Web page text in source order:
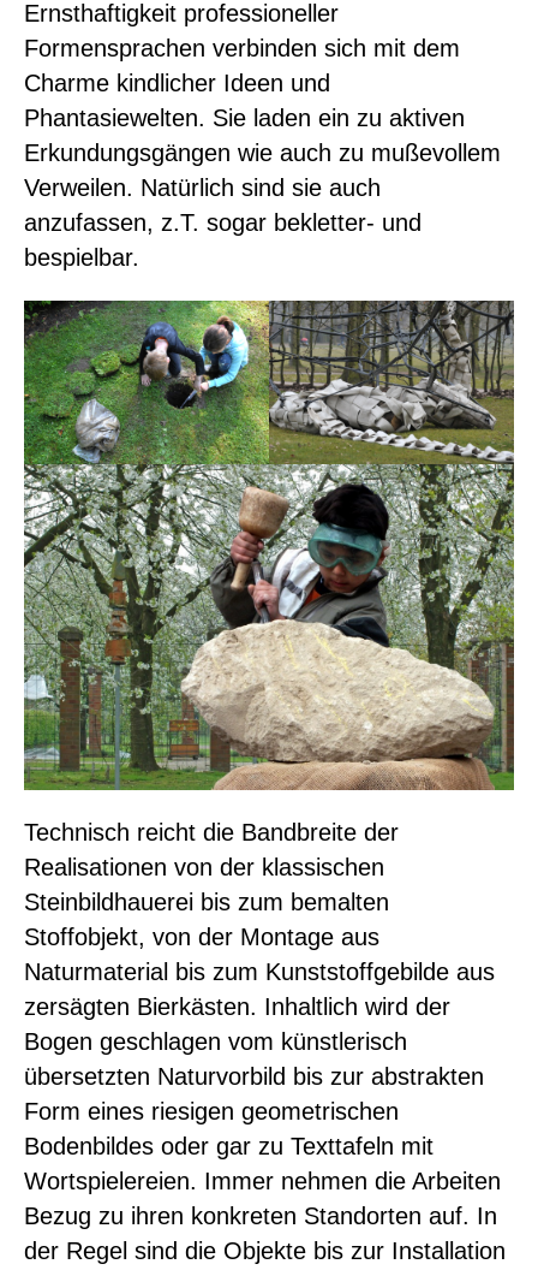
Ernsthaftigkeit professioneller
Formensprachen verbinden sich mit dem
Charme kindlicher Ideen und
Phantasiewelten. Sie laden ein zu aktiven
Erkundungsgängen wie auch zu mußevollem
Verweilen. Natürlich sind sie auch
anzufassen, z.T. sogar bekletter- und
bespielbar.
Technisch reicht die Bandbreite der
Realisationen von der klassischen
Steinbildhauerei bis zum bemalten
Stoffobjekt, von der Montage aus
Naturmaterial bis zum Kunststoffgebilde aus
zersägten Bierkästen. Inhaltlich wird der
Bogen geschlagen vom künstlerisch
übersetzten Naturvorbild bis zur abstrakten
Form eines riesigen geometrischen
Bodenbildes oder gar zu Texttafeln mit
Wortspielereien. Immer nehmen die Arbeiten
Bezug zu ihren konkreten Standorten auf. In
der Regel sind die Objekte bis zur Installation